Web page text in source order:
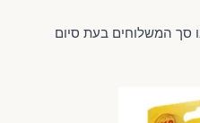
סך המשלוחים בעת סיום